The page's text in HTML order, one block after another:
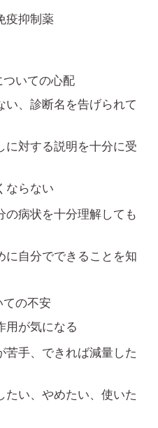
疫抑制薬
いての心配
い、診断名を告げられて
に対する説明を十分に受
ならない
の病状を十分理解しても
に自分でできることを知
の不安
用が気になる
苦手、できれば減量した
たい、やめたい、使いた